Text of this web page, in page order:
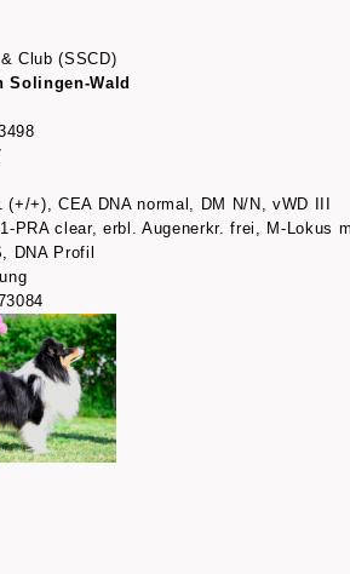
Club (SSCD)
Solingen-Wald
(+/+), CEA DNA normal, DM N/N, vWD III
PRA clear, erbl. Augenerkr. frei, M-Lokus
DNA Profil